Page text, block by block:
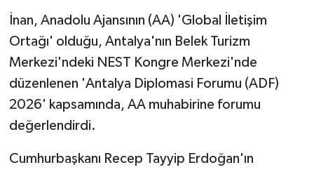
İnan, Anadolu Ajansının (AA) 'Global İletişim
Ortağı' olduğu, Antalya'nın Belek Turizm
Merkezi'ndeki NEST Kongre Merkezi'nde
düzenlenen 'Antalya Diplomasi Forumu (ADF)
2026' kapsamında, AA muhabirine forumu
değerlendirdi.
Cumhurbaşkanı Recep Tayyip Erdoğan'ın